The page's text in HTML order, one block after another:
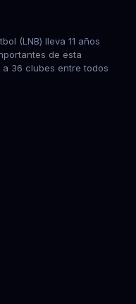
(LNB) lleva 11 años
de esta
36 clubes entre todos